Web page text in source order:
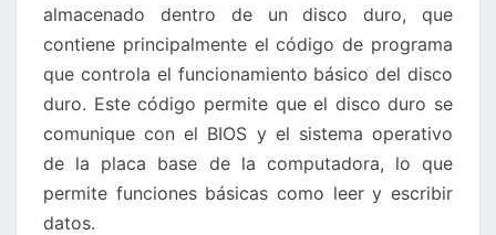
almacenado dentro de un disco duro, que
contiene principalmente el código de programa
que controla el funcionamiento básico del disco
duro. Este código permite que el disco duro se
comunique con el BIOS y el sistema operativo
de la placa base de la computadora, lo que
permite funciones básicas como leer y escribir
datos.